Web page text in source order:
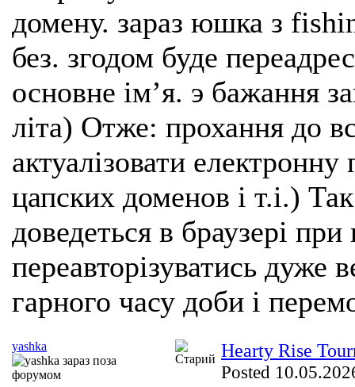
домену. зараз юшка з
без. згодом буде
основне імʼя. э бажання
літа) Отже: прохання до
актуалізовати
цапских доменов і т.і.)
доведеться в браузері
переавторізуватись
гарного часу доби і
Hearty Rise
Posted
yashka